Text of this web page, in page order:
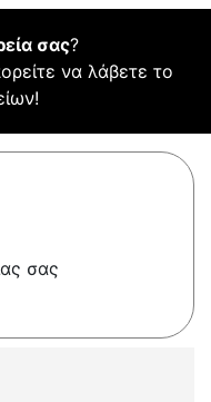
σας?
να λάβετε το
σας